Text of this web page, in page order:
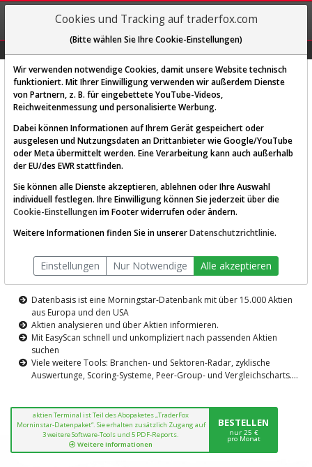
REGIS-
TRIEREN
Diese Funktion ist nur für
AKTIEN-TERMINAL
Die Aktienanalyse-Plattform von
TraderFox
Datenbasis ist eine Morningstar-Datenbank mit über 15.000 Aktien
aus Europa und den USA
Aktien analysieren und über Aktien informieren.
Mit EasyScan schnell und unkompliziert nach passenden Aktien
suchen
Viele weitere Tools: Branchen- und Sektoren-Radar, zyklische
Auswertunge, Scoring-Systeme, Peer-Group- und Vergleichscharts....
aktien Terminal ist Teil des Abopaketes „TraderFox
Morninstar-Datenpaket“. Sie erhalten zusätzlich Zugang auf
3 weitere Software-Tools und 5 PDF-Reports.
Weitere Informationen
BESTELLEN
nur 25 €
pro Monat
Cookies und Tracking auf traderfox.com
(Bitte wählen Sie Ihre Cookie-Einstellungen)
Wir verwenden notwendige Cookies, damit unsere Website technisch
funktioniert. Mit Ihrer Einwilligung verwenden wir außerdem Dienste
von Partnern, z. B. für eingebettete YouTube-Videos,
Reichweitenmessung und personalisierte Werbung.
Dabei können Informationen auf Ihrem Gerät gespeichert oder
ausgelesen und Nutzungsdaten an Drittanbieter wie Google/YouTube
oder Meta übermittelt werden. Eine Verarbeitung kann auch außerhalb
der EU/des EWR stattfinden.
Sie können alle Dienste akzeptieren, ablehnen oder Ihre Auswahl
individuell festlegen. Ihre Einwilligung können Sie jederzeit über die
Cookie-Einstellungen im Footer widerrufen oder ändern.
Weitere Informationen finden Sie in unsererDatenschutzrichtlinie.
Einstellungen Nur Notwendige Alle akzeptieren